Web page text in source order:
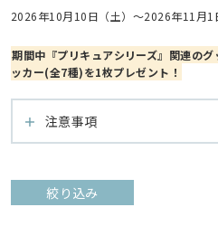
2026年10月10日（土）～2026年11月1
期間中『プリキュアシリーズ』関連の
ッカー(全7種)を1枚プレゼント！
注意事項
絞り込み